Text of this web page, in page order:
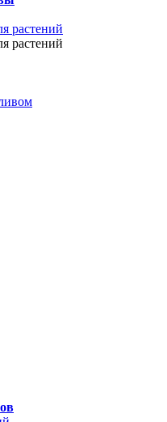
растений
растений